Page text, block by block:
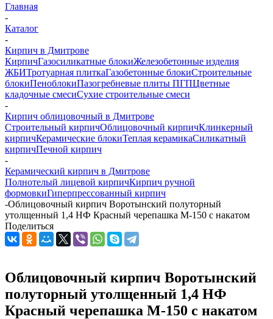
Главная
-
Каталог
-
Кирпич в Дмитрове
КирпичГазосиликатные блокиЖелезобетонные изделия
ЖБИТротуарная плиткаГазобетонные блокиСтроительные
блокиПеноблокиПазогребневые плиты ПГПЦветные
кладочные смесиСухие строительные смеси
-
Кирпич облицовочный в Дмитрове
Строительный кирпичОблицовочный кирпичКлинкерный
кирпичКерамические блокиТеплая керамикаСиликатный
кирпичПечной кирпич
-
Керамический кирпич в Дмитрове
Полнотелый лицевой кирпичКирпич ручной
формовкиГиперпрессованный кирпич
-Облицовочный кирпич Воротынский полуторный
утолщенный 1,4 НФ Красный черепашка М-150 с накатом
Поделиться
Облицовочный кирпич Воротынский
полуторный утолщенный 1,4 НФ
Красный черепашка М-150 с накатом